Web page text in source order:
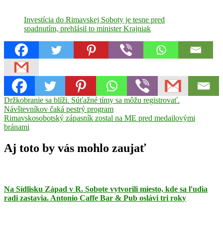
Investícia do Rimavskej Soboty je tesne pred
spadnutím, prehlásil to minister Krajniak
HegerinvestorKollármemorandumprácaRimavská
Sobota
Navigácia
v
článku
Previous
Post:
Držkobranie sa blíži. Súťažné tímy sa môžu registrovať.
Návštevníkov čaká pestrý program
Next
Post:
Rimavskosobotský zápasník zostal na ME pred medailovými
bránami
Aj toto by vás mohlo zaujať
Na Sídlisku Západ v R. Sobote vytvorili miesto, kde sa ľudia
radi zastavia. Antonio Caffe Bar & Pub oslávi tri roky